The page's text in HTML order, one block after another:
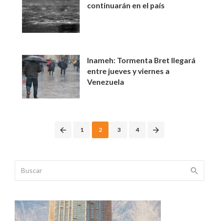
continuarán en el país
Inameh: Tormenta Bret llegará
entre jueves y viernes a
Venezuela
1 2 3 4